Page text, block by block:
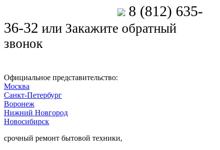
8 (812) 635-
36-32 или Закажите обратный
звонок
Официальное представительство:
Москва
Санкт-Петербург
Воронеж
Нижний Новгород
Новосибирск
срочный ремонт бытовой техники,